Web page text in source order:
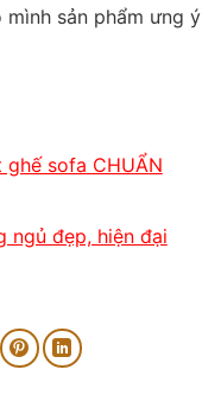
sản phẩm ưng ý
sofa CHUẨN
ngủ đẹp, hiện đại